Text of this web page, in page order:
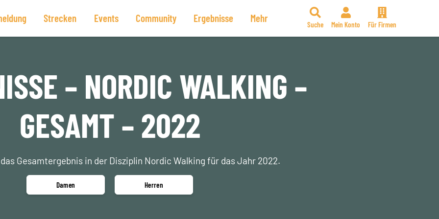
Strecken Events Community Ergebnisse Mehr
Suche Mein Konto Für Firmen
– NORDIC WALKING –
GESAMT – 2022
Gesamtergebnis in der Disziplin Nordic Walking für das Jahr 2022.
Damen Herren